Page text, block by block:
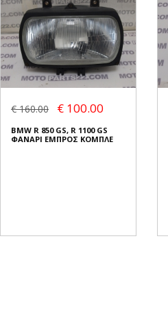
€ 160.00 € 100.00
BMW R 850 GS, R 1100 GS
ΦΑΝΑΡΙ ΕΜΠΡΟΣ ΚΟΜΠΛΕ